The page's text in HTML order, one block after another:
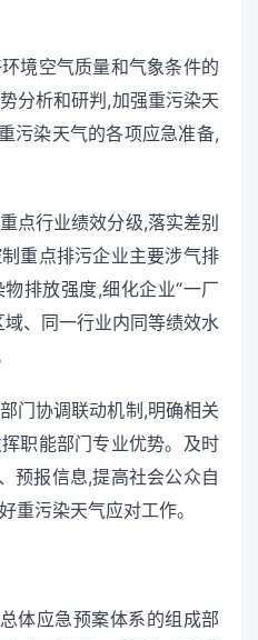
境空气质量和气象条件的
分析和研判,加强重污染天
污染天气的各项应急准备,
点行业绩效分级,落实差别
重点排污企业主要涉气排
排放强度,细化企业“一厂
、同一行业内同等绩效水
门协调联动机制,明确相关
职能部门专业优势。及时
预报信息,提高社会公众自
重污染天气应对工作。
体应急预案体系的组成部